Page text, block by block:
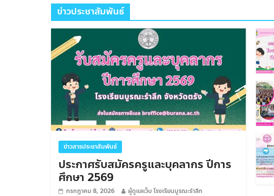
ข่าวประชาสัมพันธ์
ข่าวสารประชาสัมพันธ์
ประกาศรับสมัครครูและบุคลากร ปีการ
ศึกษา 2569
กรกฎาคม 8, 2026 ผู้ดูแลเว็บ โรงเรียนบูรณะรำลึก